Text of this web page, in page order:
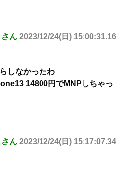
さん 2023/12/24(日) 15:00:31.16
しなかったわ
14800円でMNPしちゃっ
さん 2023/12/24(日) 15:17:07.34